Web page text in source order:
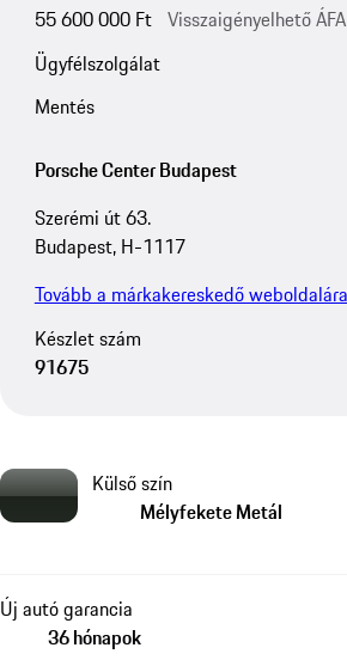
55 600 000 Ft Visszaigényelhető ÁFA
Ügyfélszolgálat
Mentés
Porsche Center Budapest
Szerémi út 63.
Budapest, H-1117
Tovább a márkakereskedő weboldalára
Készlet szám
91675
Külső szín
Mélyfekete Metál
Új autó garancia
36 hónapok